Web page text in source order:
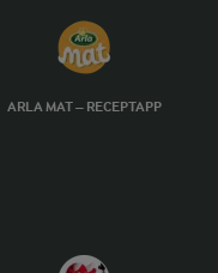
ARLA MAT – RECEPTAPP